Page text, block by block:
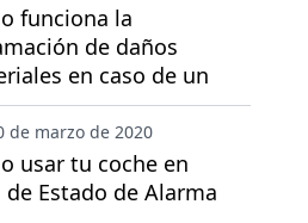
funciona la
de daños
en caso de un
de tráfico
de marzo de 2020
usar tu coche en
de Estado de Alarma